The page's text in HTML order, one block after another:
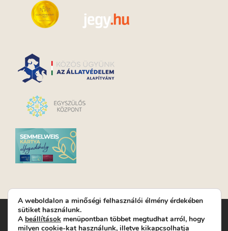
Turay Ida Színház Közhasznú Nonprofit Kft. | Működési
helyszín: Turay Ida Színház 1089 Budapest, Kálvária tér 6. |
A weboldalon a minőségi felhasználói élmény érdekében
sütiket használunk.
A beállítások menüpontban többet megtudhat arról, hogy
milyen cookie-kat használunk, illetve kikapcsolhatja